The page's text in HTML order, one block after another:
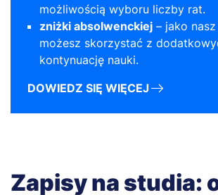
możliwością wyboru liczby rat.
zniżki absolwenckiej – jako
możesz skorzystać z
kontynuację nauki.
DOWIEDZ SIĘ WIĘCEJ
Zapisy na studia: